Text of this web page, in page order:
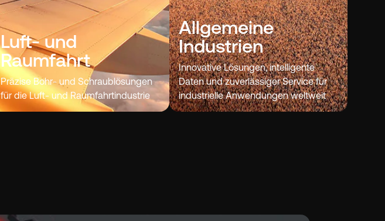
Luft- und
Raumfahrt
Präzise Bohr- und Schraublösungen
für die Luft- und Raumfahrtindustrie
Allgemeine
Industrien
Innovative Lösungen, intelligente
Daten und zuverlässiger Service für
industrielle Anwendungen weltweit